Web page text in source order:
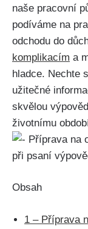
⁢naše pracovní
podíváme na
⁢odchodu do
komplikacím a
hladce. Nechte
užitečné
⁣skvělou
životnímu
Obsah
1 – ‌Příprava